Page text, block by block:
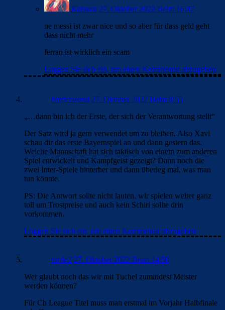
Katsura 27. Oktober 2022 Beim 16:47
ne messi ist zwar nice und so aber für dass geld geht
dass nicht mehr
ferran ist wirklich ein scam
Loggen Sie sich ein, um einen Kommentar abzugeben
bretterwand 27. Oktober 2022 Beim 8:55
„…dann bin ich der Erste, der sich der Verantwortung stellt“
Der Satz wird ja gern verwendet um zu bleiben. Also Xavi
schau dir das erste Bayernspiel an und dann gestern das.
Welche Mannschaft hat sich taktisch von einem zum anderen
Spiel entwickelt und Kampfgeist gezeigt? Dann noch die
zwei Inter-Spiele hinterher und dann überleg mal, was man
tun könnte.
PS: Die Antwort sollte nicht lauten, wir spielen weiter ganz
toll um Trostpreise und auch kein Schiri sollte drin
vorkommen.
Loggen Sie sich ein, um einen Kommentar abzugeben
turtle2 27. Oktober 2022 Beim 14:50
Wer glaubt noch das wir mit Tuchel zumindest Meister
werden können?
Für Ch League Titel muss man erstmal im Vorjahr Halbfinale